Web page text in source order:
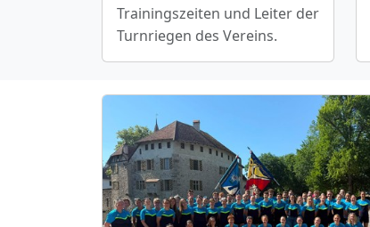
Trainingszeiten und Leiter der
Turnriegen des Vereins.